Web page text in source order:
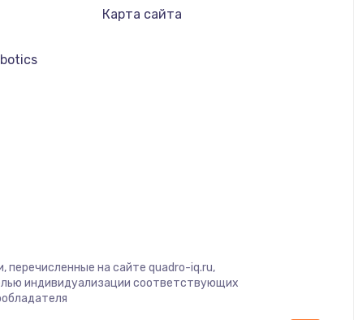
Карта сайта
перечисленные на сайте quadro-iq.ru,
индивидуализации соответствующих